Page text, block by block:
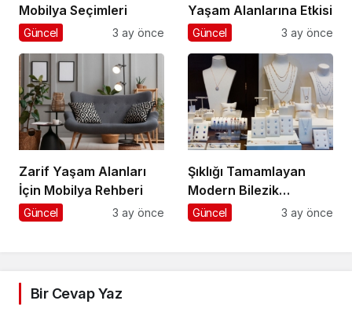
Mobilya Seçimleri
Güncel 3 ay önce
Yaşam Alanlarına Etkisi
Güncel 3 ay önce
Zarif Yaşam Alanları
İçin Mobilya Rehberi
Güncel 3 ay önce
Şıklığı Tamamlayan
Modern Bilezik
Seçenekleri
Güncel 3 ay önce
Bir Cevap Yaz